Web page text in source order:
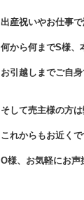
出産祝いやお仕事
何から何までS様、
お引越しまでご自
そして売主様の方
これからもお近く
O様、お気軽にお声